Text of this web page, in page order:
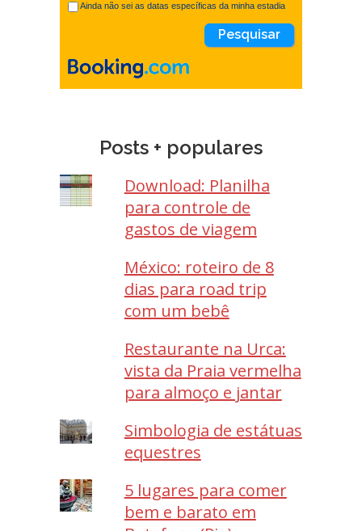
Ainda não sei as datas específicas da minha estadia
Posts + populares
Download: Planilha
para controle de
gastos de viagem
México: roteiro de 8
dias para road trip
com um bebê
Restaurante na Urca:
vista da Praia vermelha
para almoço e jantar
Simbologia de estátuas
equestres
5 lugares para comer
bem e barato em